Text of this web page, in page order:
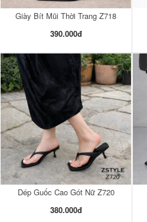
Giày Bít Mũi Thời Trang Z718
390.000đ
Dép Guốc Cao Gót Nữ Z720
380.000đ